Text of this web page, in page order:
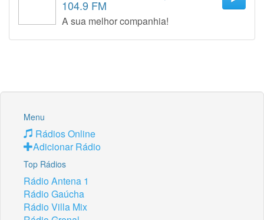
104.9 FM
A sua melhor companhia!
Menu
Rádios Online
Adicionar Rádio
Top Rádios
Rádio Antena 1
Rádio Gaúcha
Rádio Villa Mix